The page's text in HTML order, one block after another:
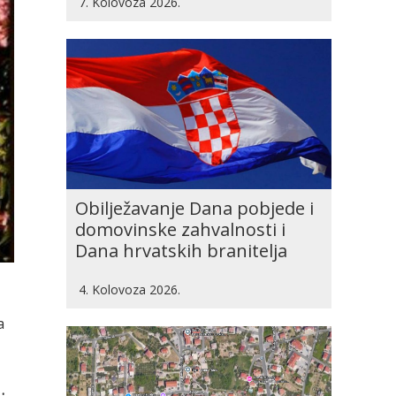
Obilježavanje Dana pobjede i
domovinske zahvalnosti i
Dana hrvatskih branitelja
4. Kolovoza 2026.